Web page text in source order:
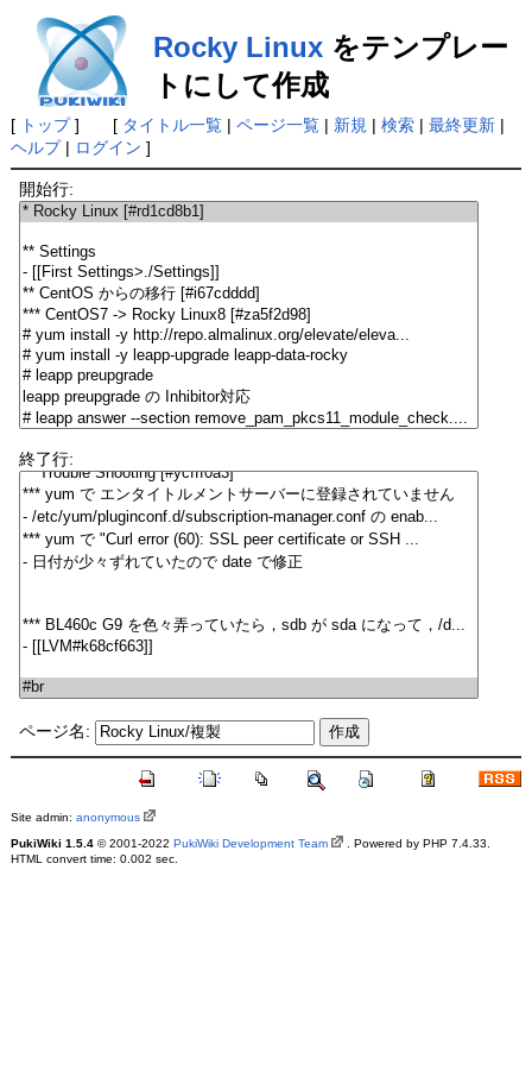
Rocky Linuxをテンプレー
トにして作成
[ トップ] [ タイトル一覧| ページ一覧| 新規 | 検索| 最終更新|
ヘルプ| ログイン ]
開始行:
終了行:
ページ名:
Site admin: anonymous
PukiWiki 1.5.4© 2001-2022 PukiWiki Development Team
. Powered by PHP 7.4.33.
HTML convert time: 0.002 sec.